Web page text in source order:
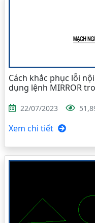
Cách khắc phục lỗi
dụng lệnh MIRROR
22/07/2023
Xem chi tiết